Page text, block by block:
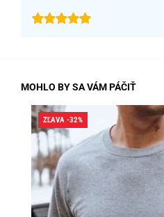
MOHLO BY SA VÁM PÁČIŤ
ZĽAVA -32%